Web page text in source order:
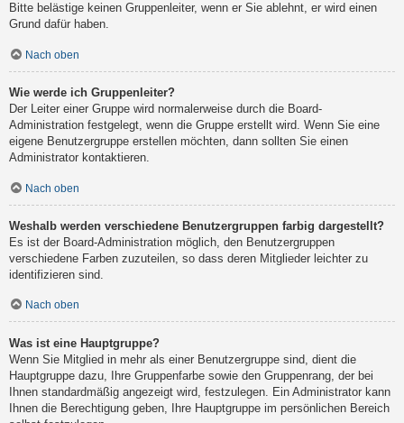
Bitte belästige keinen Gruppenleiter, wenn er Sie ablehnt, er wird einen
Grund dafür haben.
Nach oben
Wie werde ich Gruppenleiter?
Der Leiter einer Gruppe wird normalerweise durch die Board-
Administration festgelegt, wenn die Gruppe erstellt wird. Wenn Sie eine
eigene Benutzergruppe erstellen möchten, dann sollten Sie einen
Administrator kontaktieren.
Nach oben
Weshalb werden verschiedene Benutzergruppen farbig dargestellt?
Es ist der Board-Administration möglich, den Benutzergruppen
verschiedene Farben zuzuteilen, so dass deren Mitglieder leichter zu
identifizieren sind.
Nach oben
Was ist eine Hauptgruppe?
Wenn Sie Mitglied in mehr als einer Benutzergruppe sind, dient die
Hauptgruppe dazu, Ihre Gruppenfarbe sowie den Gruppenrang, der bei
Ihnen standardmäßig angezeigt wird, festzulegen. Ein Administrator kann
Ihnen die Berechtigung geben, Ihre Hauptgruppe im persönlichen Bereich